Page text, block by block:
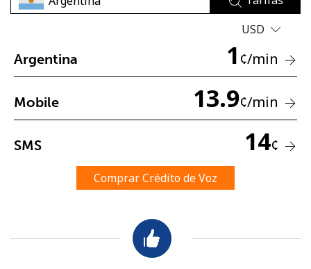
No se ha creado una contraseña
Una letra mayúscula y una minúscula
Un número
Mantente en contacto para recibir nuestras mejores
USD
Argentina 1 ¢/min
Mobile 13.9¢/min
SMS 14¢
Comprar Crédito de Voz